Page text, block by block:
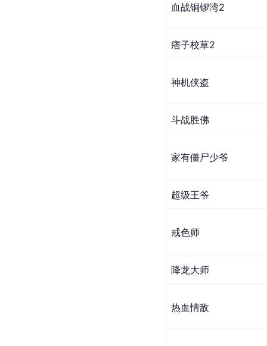
血战铜锣湾2
痞子校草2
神机侠盗
斗战胜佛
家有僵尸少爷
超级王爷
戒色师
降龙大师
热血情敌